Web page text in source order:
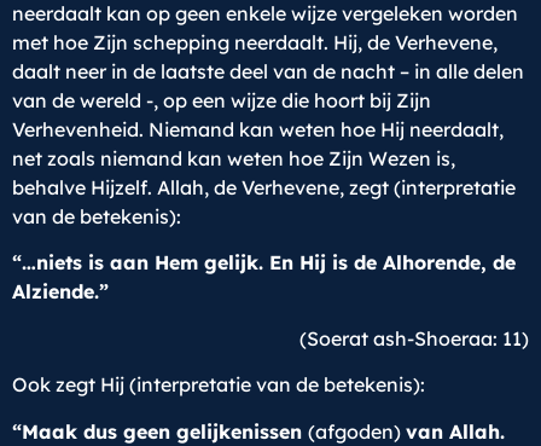
neerdaalt kan op geen enkele wijze vergeleken worden
met hoe Zijn schepping neerdaalt. Hij, de Verhevene,
daalt neer in de laatste deel van de nacht – in alle delen
van de wereld -, op een wijze die hoort bij Zijn
Verhevenheid. Niemand kan weten hoe Hij neerdaalt,
net zoals niemand kan weten hoe Zijn Wezen is,
behalve Hijzelf. Allah, de Verhevene, zegt (interpretatie
van de betekenis):
“…niets is aan Hem gelijk. En Hij is de Alhorende, de
Alziende.”
(Soerat ash-Shoeraa: 11)
Ook zegt Hij (interpretatie van de betekenis):
“Maak dus geen gelijkenissen (afgoden) van Allah.